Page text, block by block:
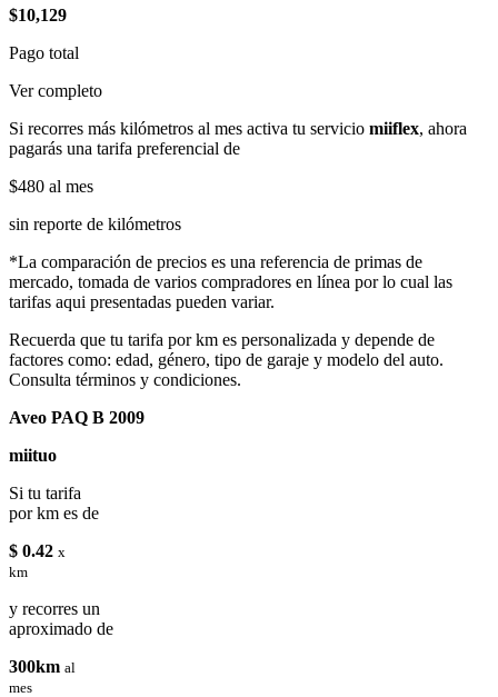
$10,129
Pago total
Ver completo
Si recorres más kilómetros al mes activa tu servicio miiflex, ahora
pagarás una tarifa preferencial de
$480 al mes
sin reporte de kilómetros
*La comparación de precios es una referencia de primas de
mercado, tomada de varios compradores en línea por lo cual las
tarifas aqui presentadas pueden variar.
Recuerda que tu tarifa por km es personalizada y depende de
factores como: edad, género, tipo de garaje y modelo del auto.
Consulta términos y condiciones.
Aveo PAQ B 2009
miituo
Si tu tarifa
por km es de
$ 0.42 x
km
y recorres un
aproximado de
300km al
mes